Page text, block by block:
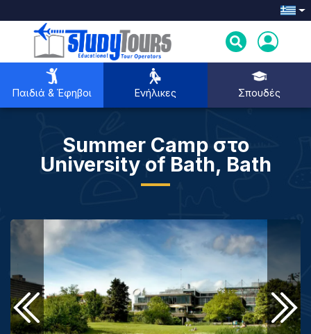
Παιδιά & Έφηβοι Ενήλικες Σπουδές
Παιδιά & Έφηβοι
Σπουδές
Summer Camp στο
University of Bath, Bath